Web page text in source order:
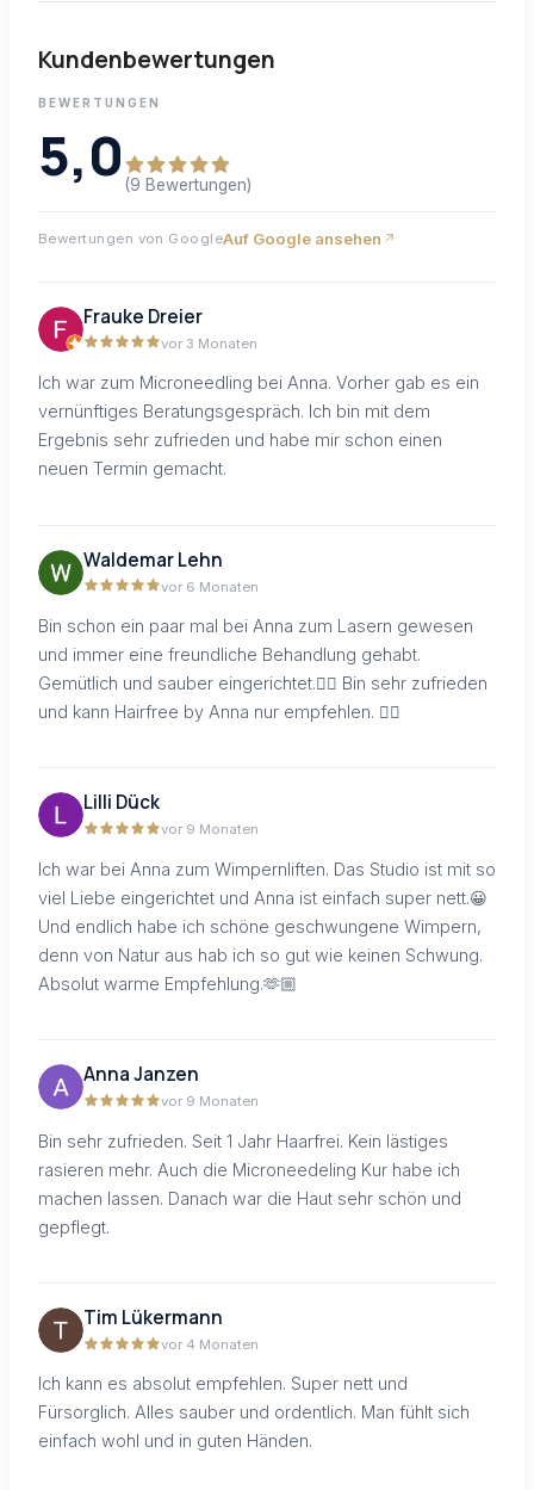
Kundenbewertungen
BEWERTUNGEN
5,0 (9 Bewertungen)
Bewertungen von GoogleAuf Google ansehen
Frauke Dreier
vor 3 Monaten
Ich war zum Microneedling bei Anna. Vorher gab es ein
vernünftiges Beratungsgespräch. Ich bin mit dem
Ergebnis sehr zufrieden und habe mir schon einen
neuen Termin gemacht.
Waldemar Lehn
vor 6 Monaten
Bin schon ein paar mal bei Anna zum Lasern gewesen
und immer eine freundliche Behandlung gehabt.
Gemütlich und sauber eingerichtet.👌🏽 Bin sehr zufrieden
und kann Hairfree by Anna nur empfehlen. 👍🏽
Lilli Dück
vor 9 Monaten
Ich war bei Anna zum Wimpernliften. Das Studio ist mit so
viel Liebe eingerichtet und Anna ist einfach super nett.😀
Und endlich habe ich schöne geschwungene Wimpern,
denn von Natur aus hab ich so gut wie keinen Schwung.
Absolut warme Empfehlung.🫶🏼
Anna Janzen
vor 9 Monaten
Bin sehr zufrieden. Seit 1 Jahr Haarfrei. Kein lästiges
rasieren mehr. Auch die Microneedeling Kur habe ich
machen lassen. Danach war die Haut sehr schön und
gepflegt.
Tim Lükermann
vor 4 Monaten
Ich kann es absolut empfehlen. Super nett und
Fürsorglich. Alles sauber und ordentlich. Man fühlt sich
einfach wohl und in guten Händen.